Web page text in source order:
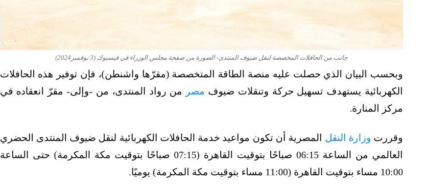
جانب من الحافلات المخصصة لنقل ضيوف المنتدى- الصورة من صفحة مجلس الوزراء في فيسبوك (3 نوفمبر2024)
وبحسب البيان الذي حصلت عليه منصة الطاقة المتخصصة (مقرّها واشنطن)، فإن توفير هذه الحافلات
الكهربائية يستهدف تسهيل حركة وتنقلات ضيوف مصر
من رواد المنتدى، من -وإلى- مقرّ انعقاده في
مركز المنارة.
وقررت وزارة النقل المصرية أن تكون مواعيد خدمة الحافلات الكهربائية لنقل ضيوف المنتدى الحضري
العالمي من الساعة 06:15 صباحًا بتوقيت القاهرة (07:15 صباحًا بتوقيت مكة المكرمة) حتى الساعة
10:00 مساء بتوقيت القاهرة (11:00 مساء بتوقيت مكة المكرمة) يوميًا.